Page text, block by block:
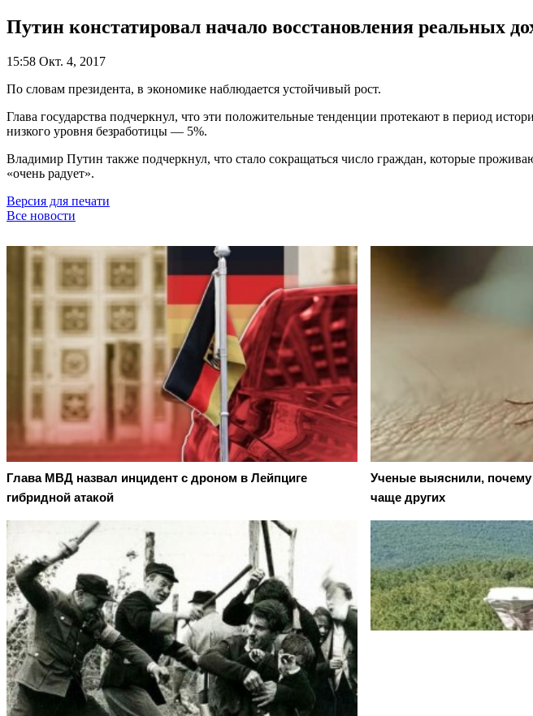
Путин констатировал начало восстановления реальных
15:58 Окт. 4, 2017
По словам президента, в экономике наблюдается устойчивый рост.
Глава государства подчеркнул, что эти положительные тенденции протекают в период
низкого уровня безработицы — 5%.
Владимир Путин также подчеркнул, что стало сокращаться число граждан, которые
«очень радует».
Версия для печати
Все новости
Глава МВД назвал инцидент с дроном в Лейпциге
гибридной атакой
Ученые выяснили,
чаще других